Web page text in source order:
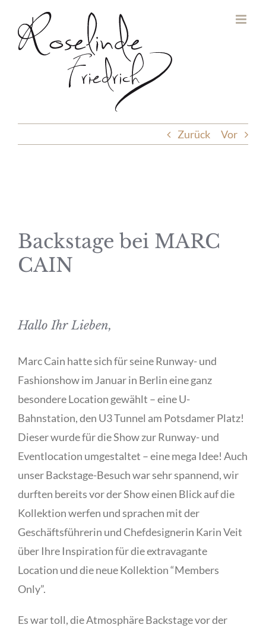
Inhalt
springen
Zurück Vor
Backstage bei MARC
CAIN
Hallo Ihr Lieben,
Marc Cain hatte sich für seine Runway- und
Fashionshow im Januar in Berlin eine ganz
besondere Location gewählt – eine U-
Bahnstation, den U3 Tunnel am Potsdamer Platz!
Dieser wurde für die Show zur Runway- und
Eventlocation umgestaltet – eine mega Idee! Auch
unser Backstage-Besuch war sehr spannend, wir
durften bereits vor der Show einen Blick auf die
Kollektion werfen und sprachen mit der
Geschäftsführerin und Chefdesignerin Karin Veit
über Ihre Inspiration für die extravagante
Location und die neue Kollektion “Members
Only”.
Es war toll, die Atmosphäre Backstage vor der